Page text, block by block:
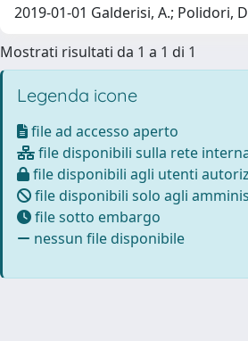
2019-01-01 Galderisi, A.; Polidori,
Mostrati risultati da 1 a 1 di 1
Legenda icone
file ad accesso aperto
file disponibili sulla rete
file disponibili agli utenti
file disponibili solo agli
file sotto embargo
nessun file disponibile